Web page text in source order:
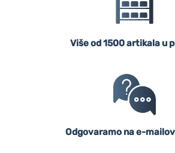
Više od 1500 artikala u
Odgovaramo na e-